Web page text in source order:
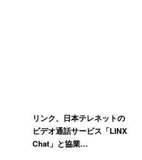
リンク、日本テレネットの
ビデオ通話サービス「LINX
Chat」と協業…